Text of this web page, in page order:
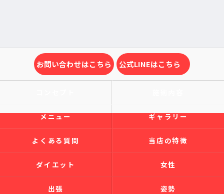
お問い合わせはこちら 公式LINEはこちら
メニュー ギャラリー
よくある質問 当店の特徴
ダイエット 女性
出張 姿勢